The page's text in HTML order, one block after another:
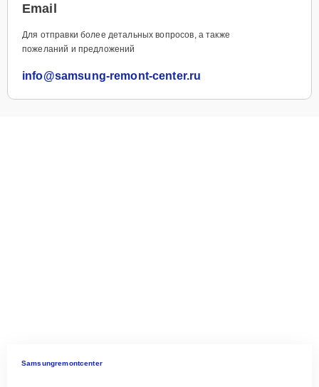
Email
Для отправки более детальных вопросов, а также
пожеланий и предложений
info@samsung-remont-center.ru
Samsungremontcenter